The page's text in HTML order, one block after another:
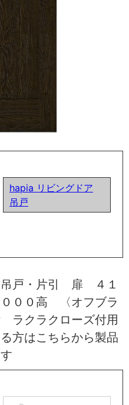
hapia リビングドア
吊戸
戸・片引 扉 ４１
００高 〈オフブラ
クラクローズ付用
方はこちらから製品